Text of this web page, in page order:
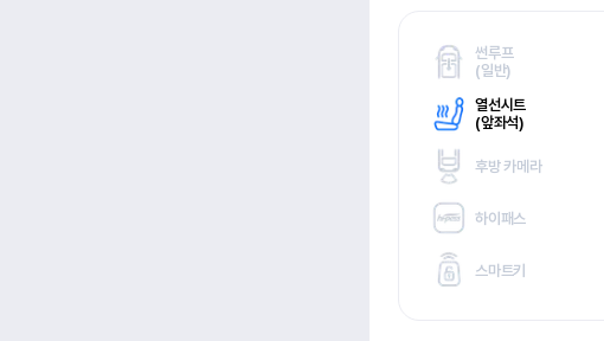
썬루프
(일반)
열선시트
(앞좌석)
후방 카메라
하이패스
스마트키